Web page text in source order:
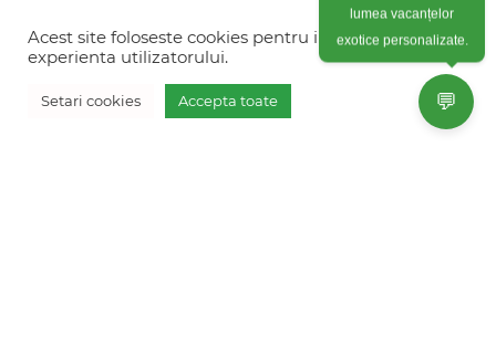
Vreau oferta personalizata
Colonel Corneliu Popeia 43, Sector 5, Bucuresti
(vis-a-vis de Greengate)
+40770 574 088
Acest site foloseste cookies pentru imbunatati
experienta utilizatorului.
Setari cookies Accepta toate 💬
lumea vacanțelor
exotice personalizate.